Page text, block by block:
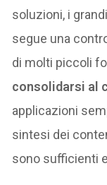
soluzioni, i
segue una
di molti piccoli
consolidarsi al
applicazioni
sintesi dei
sono sufficienti